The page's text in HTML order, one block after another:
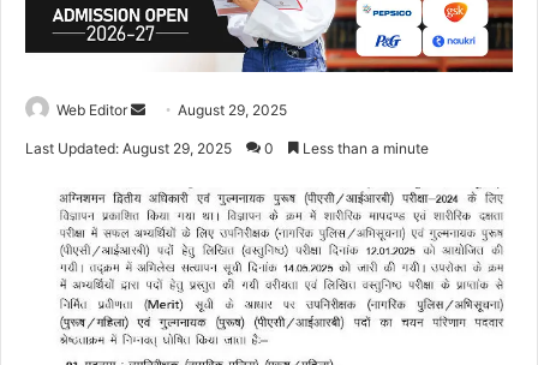
Web Editor
d
a
n
e
m
a
August 29, 2025
Last Updated: August 29, 2025 0 Less than a minute